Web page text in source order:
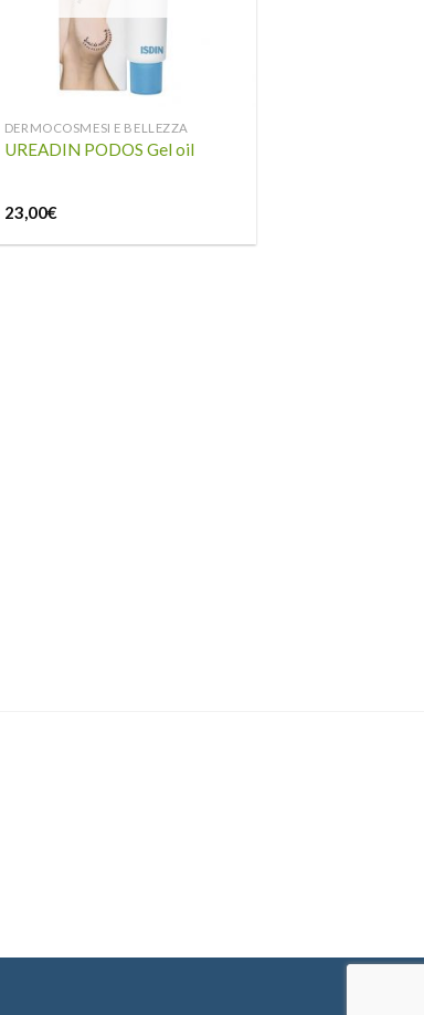
DERMOCOSMESI E BELLEZZA
UREADIN PODOS Gel oil
23,00€